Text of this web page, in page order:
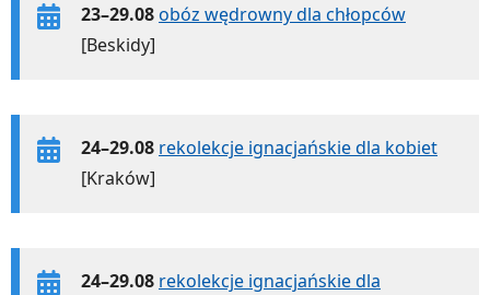
23–29.08obóz wędrowny dla chłopców
[Beskidy]
24–29.08 rekolekcje ignacjańskie dla kobiet
[Kraków]
24–29.08 rekolekcje ignacjańskie dla